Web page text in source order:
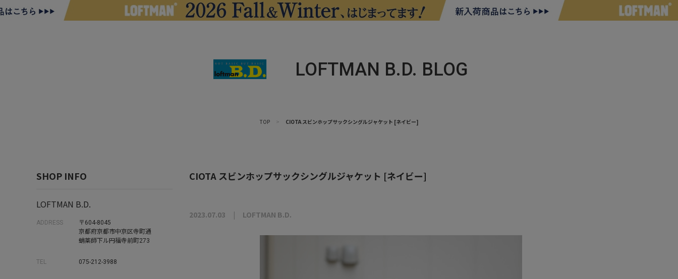
LOFTMAN B.D. BLOG
TOP > CIOTA スビンホップサックシングルジャケット [ネイビー]
SHOP INFO
LOFTMAN B.D.
ADDRESS
〒604-8045
京都府京都市中京区寺町通
蛸薬師下ル円福寺前町273
TEL 075-212-3988
CIOTA スビンホップサックシングルジャケット [ネイビー]
2023.07.03 LOFTMAN B.D.